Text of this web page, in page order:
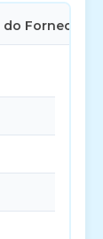
Fornecedor